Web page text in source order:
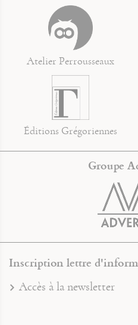
Atelier Perrousseaux
Éditions Grégoriennes
Groupe
Inscription lettre
Accès à la newsletter